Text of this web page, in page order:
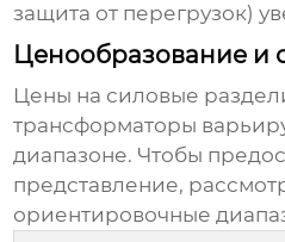
защита от перегрузок)
Ценообразование и
Цены на силовые
трансформаторы
диапазоне. Чтобы
представление,
ориентировочные